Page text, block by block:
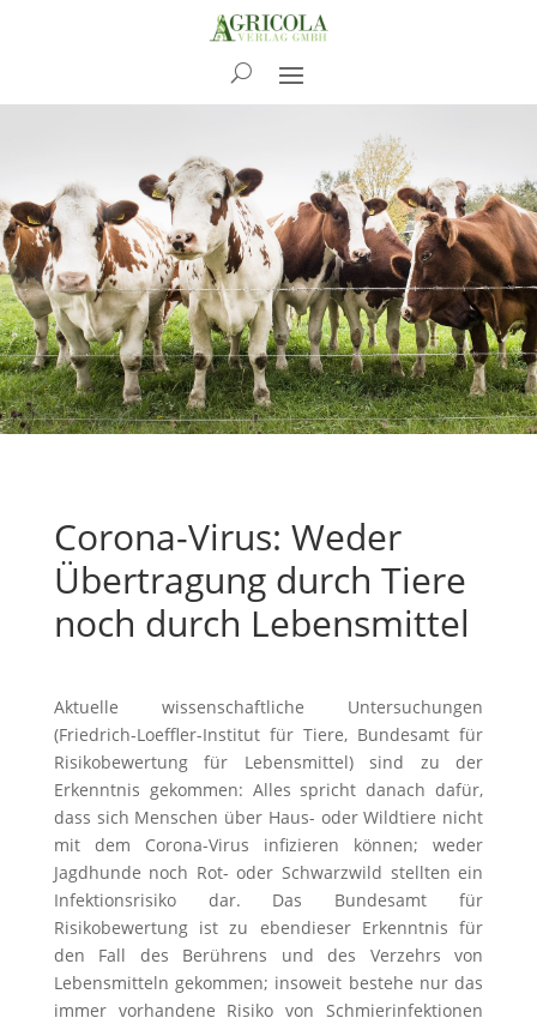
News
Corona-Virus: Weder
Übertragung durch Tiere
noch durch Lebensmittel
Aktuelle wissenschaftliche Untersuchungen
(Friedrich-Loeffler-Institut für Tiere, Bundesamt für
Risikobewertung für Lebensmittel) sind zu der
Erkenntnis gekommen: Alles spricht danach dafür,
dass sich Menschen über Haus- oder Wildtiere nicht
mit dem Corona-Virus infizieren können; weder
Jagdhunde noch Rot- oder Schwarzwild stellten ein
Infektionsrisiko dar. Das Bundesamt für
Risikobewertung ist zu ebendieser Erkenntnis für
den Fall des Berührens und des Verzehrs von
Lebensmitteln gekommen; insoweit bestehe nur das
immer vorhandene Risiko von Schmierinfektionen